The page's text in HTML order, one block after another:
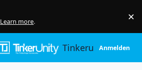
Learn more. ×
TinkerunityAnmelden